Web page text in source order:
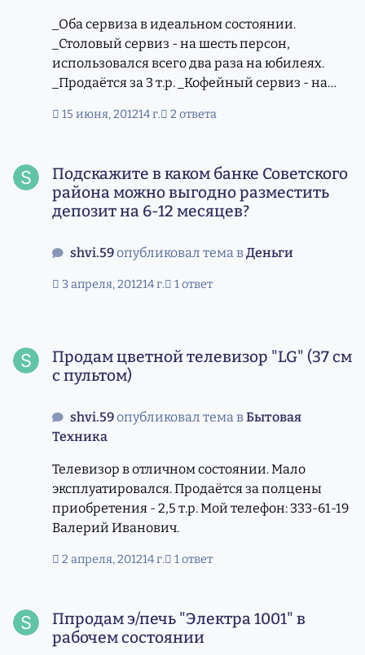
_Оба сервиза в идеальном состоянии.
_Столовый сервиз - на шесть персон,
использовался всего два раза на юбилеях.
_Продаётся за 3 т.р. _Кофейный сервиз - на
последнем юбилее - подарили аналогичные
6919 Валерий Иванович. Столовый сервиз
Кофейный сервиз
15 июня, 201214 г. 2 ответа
Подскажите в каком банке Советского
района можно выгодно разместить
депозит на 6-12 месяцев?
shvi.59опубликовал тема вДеньги
3 апреля, 201214 г. 1 ответ
Продам цветной телевизор "LG" (37 см
с пультом)
shvi.59опубликовал тема вБытовая
Техника
Телевизор в отличном состоянии. Мало
эксплуатировался. Продаётся за полцены
приобретения - 2,5 т.р. Мой телефон: 333-61-19
Валерий Иванович.
2 апреля, 201214 г. 1 ответ
Ппродам э/печь "Электра 1001" в
рабочем состоянии